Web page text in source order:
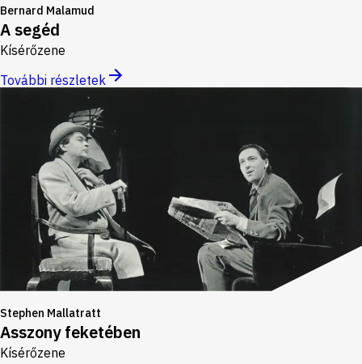
Bernard Malamud
A segéd
Kísérőzene
További részletek
Stephen Mallatratt
Asszony feketében
Kísérőzene